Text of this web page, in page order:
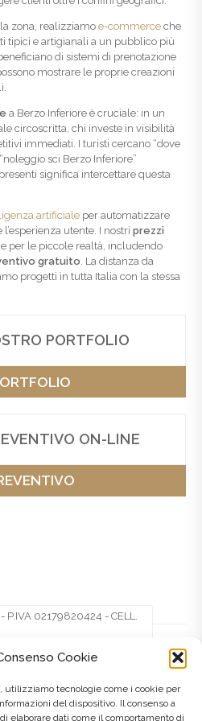
Cookie
utilizziamo tecnologie come i cookie per
del dispositivo. Il consenso a
elaborare dati come il comportamento di
zona, realizziamo e-commerce che
tipici e artigianali a un pubblico più
di sistemi di prenotazione
mostrare le proprie creazioni
a Berzo Inferiore è cruciale: in un
circoscritta, chi investe in visibilità
immediati. I turisti cercano “dove
sci Berzo Inferiore”
significa intercettare questa
artificiale per automatizzare
utente. I nostri prezzi
per le piccole realtà, includendo
gratuito . La distanza da
progetti in tutta Italia con la stessa
PORTFOLIO
ON-LINE
P.IVA 02179820424 - CELL.
Pinterest